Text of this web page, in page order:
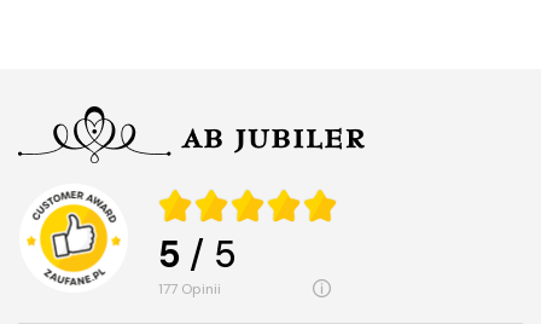
5 / 5
177 opinii